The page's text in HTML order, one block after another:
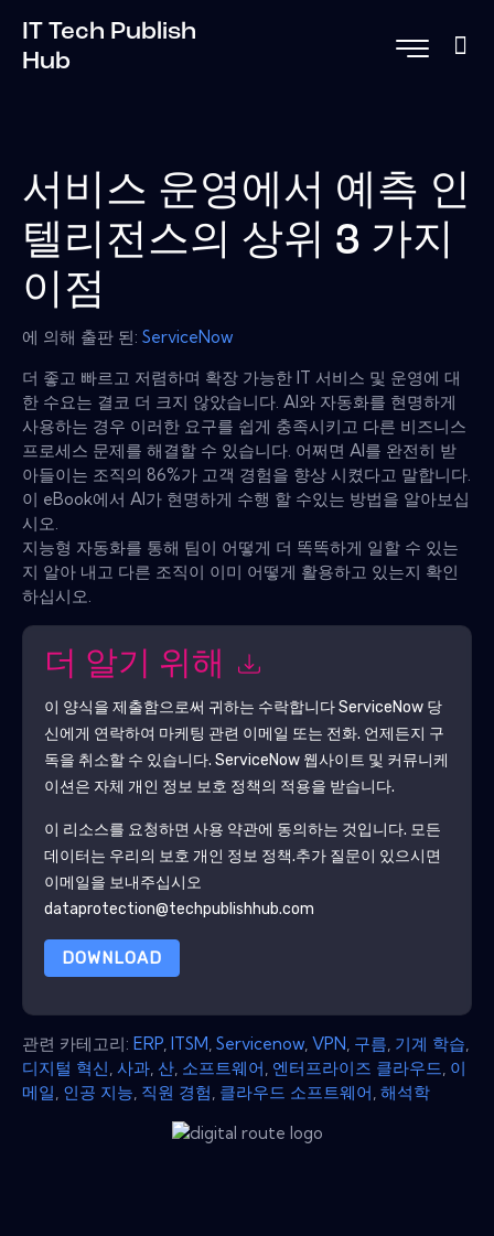
IT Tech Publish
Hub
서비스 운영에서 예측 인
텔리전스의 상위 3 가지
이점
에 의해 출판 된: ServiceNow
더 좋고 빠르고 저렴하며 확장 가능한 IT 서비스 및 운영에 대
한 수요는 결코 더 크지 않았습니다. AI와 자동화를 현명하게
사용하는 경우 이러한 요구를 쉽게 충족시키고 다른 비즈니스
프로세스 문제를 해결할 수 있습니다. 어쩌면 AI를 완전히 받
아들이는 조직의 86%가 고객 경험을 향상 시켰다고 말합니다.
이 eBook에서 AI가 현명하게 수행 할 수있는 방법을 알아보십
시오.
지능형 자동화를 통해 팀이 어떻게 더 똑똑하게 일할 수 있는
지 알아 내고 다른 조직이 이미 어떻게 활용하고 있는지 확인
하십시오.
더 알기 위해
이 양식을 제출함으로써 귀하는 수락합니다ServiceNow당
신에게 연락하여 마케팅 관련 이메일 또는 전화. 언제든지 구
독을 취소할 수 있습니다. ServiceNow웹사이트 및 커뮤니케
이션은 자체 개인 정보 보호 정책의 적용을 받습니다.
이 리소스를 요청하면 사용 약관에 동의하는 것입니다. 모든
데이터는 우리의 보호 개인 정보 정책.추가 질문이 있으시면
이메일을 보내주십시오
dataprotection@techpublishhub.com
DOWNLOAD
관련 카테고리: ERP ITSM Servicenow VPN 구름 기계 학습
디지털 혁신 사과 산 소프트웨어 엔터프라이즈 클라우드 이
메일 인공 지능 직원 경험 클라우드 소프트웨어 해석학